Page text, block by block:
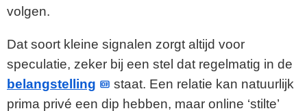
volgen.
Dat soort kleine signalen zorgt altijd voor
speculatie, zeker bij een stel dat regelmatig in de
belangstelling
staat. Een relatie kan natuurlijk
prima privé een dip hebben, maar online ‘stilte’